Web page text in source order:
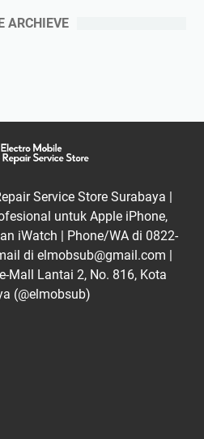
ARCHIEVE
Service Store Surabaya |
untuk Apple iPhone,
iWatch | Phone/WA di 0822-
di elmobsub@gmail.com |
Mall Lantai 2, No. 816, Kota
(@elmobsub)